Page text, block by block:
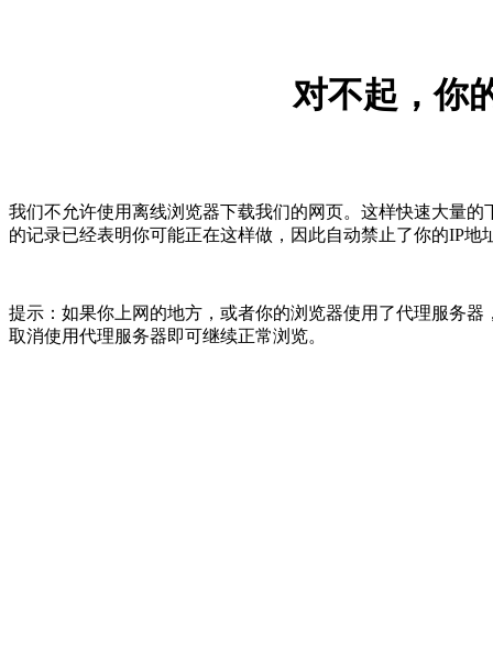
对不起，你
我们不允许使用离线浏览器下载我们的网页。这样快速大量
的记录已经表明你可能正在这样做，因此自动禁止了你的IP
提示：如果你上网的地方，或者你的浏览器使用了代理服务
取消使用代理服务器即可继续正常浏览。